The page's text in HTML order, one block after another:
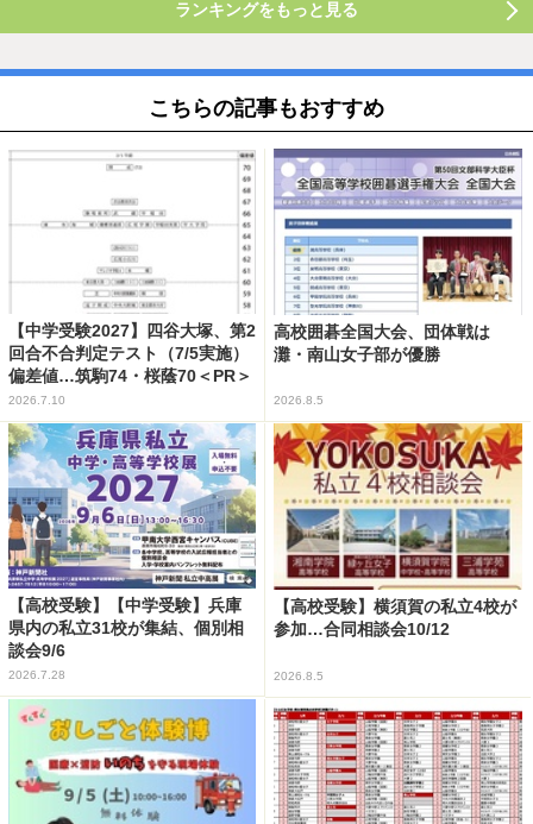
ランキングをもっと見る
こちらの記事もおすすめ
【中学受験2027】四谷大塚、第2
回合不合判定テスト（7/5実施）
偏差値…筑駒74・桜蔭70＜PR＞
2026.7.10
高校囲碁全国大会、団体戦は
灘・南山女子部が優勝
2026.8.5
【高校受験】【中学受験】兵庫
県内の私立31校が集結、個別相
談会9/6
2026.7.28
【高校受験】横須賀の私立4校が
参加…合同相談会10/12
2026.8.5